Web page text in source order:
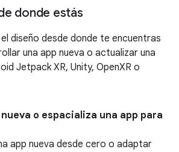
donde estás
diseño desde donde te encuentras
una app nueva o actualizar una
Jetpack XR, Unity, OpenXR o
o espacializa una app para
app nueva desde cero o adaptar